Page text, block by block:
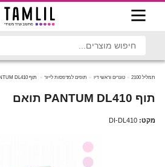
תמליל 2100 טונרים וראשי דיו תופים למדפסות לייזר תוף PANTUM DL410 תואם
תוף PANTUM DL410 תואם
מקט: DI-DL410